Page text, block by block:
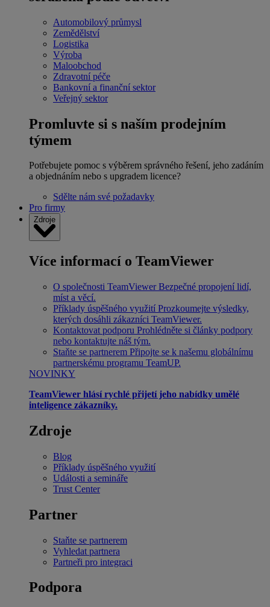
Automobilový průmysl
Zemědělství
Logistika
Výroba
Maloobchod
Zdravotní péče
Bankovní a finanční sektor
Veřejný sektor
Promluvte si s naším prodejním
týmem
Potřebujete pomoc s výběrem správného řešení, jeho zadáním
a objednáním nebo s upgradem licence?
Sdělte nám své požadavky
Pro firmy
Zdroje
Více informací o TeamViewer
O společnosti TeamViewer Bezpečné propojení lidí,
míst a věcí.
Příklady úspěšného využití Prozkoumejte výsledky,
kterých dosáhli zákazníci TeamViewer.
Kontaktovat podporu Prohlédněte si články podpory
nebo kontaktujte náš tým.
Staňte se partnerem Připojte se k našemu globálnímu
partnerskému programu TeamUP.
NOVINKY
TeamViewer hlásí rychlé přijetí jeho nabídky umělé
inteligence zákazníky.
Zdroje
Blog
Příklady úspěšného využití
Události a semináře
Trust Center
Partner
Staňte se partnerem
Vyhledat partnera
Partneři pro integraci
Podpora